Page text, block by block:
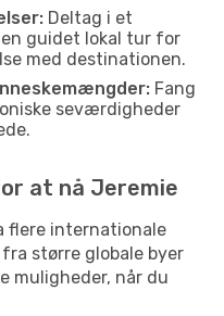
Deltag i et
guidet lokal tur for
med destinationen.
Fang
seværdigheder
at nå Jeremie
internationale
større globale byer
muligheder, når du